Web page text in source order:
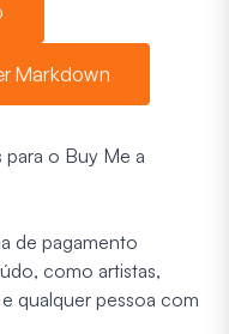
Markdown
o Buy Me a
de pagamento
como artistas,
qualquer pessoa com